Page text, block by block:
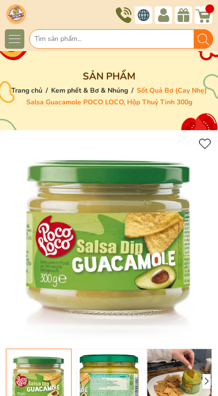
SẢN PHẨM
Trang chủ / Kem phết & Bơ & Nhúng / Sốt Quả Bơ (Cay Nhẹ)
Salsa Guacamole POCO LOCO, Hộp Thuỷ Tinh 300g